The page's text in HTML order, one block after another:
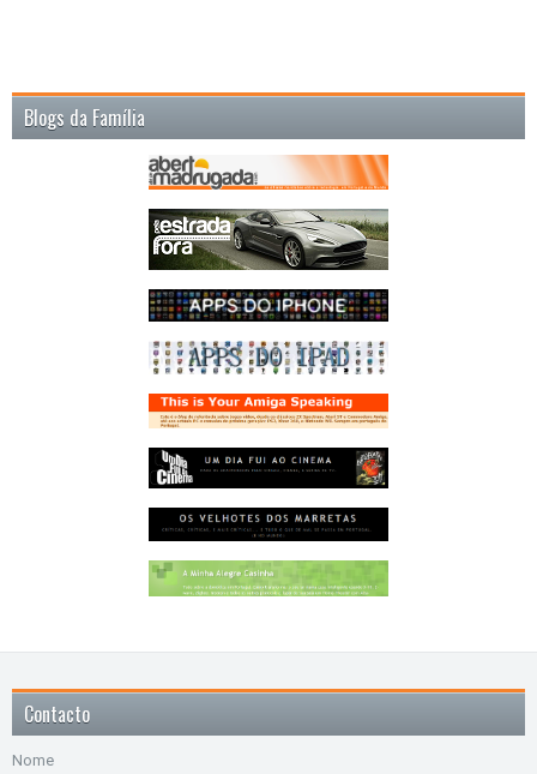
Blogs da Família
Contacto
Nome